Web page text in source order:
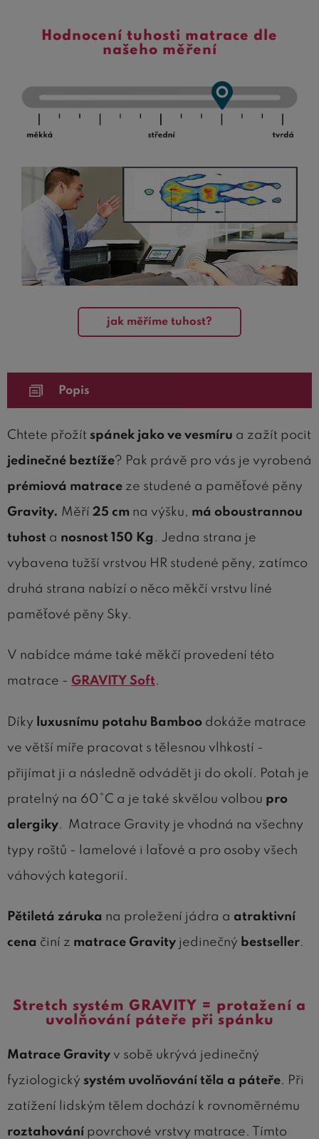
Hodnocení tuhosti matrace dle
našeho měření
jak měříme tuhost?
Popis
Chtete přožít spánek jako ve vesmíru a zažít pocit
jedinečné beztíže? Pak právě pro vás je vyrobená
prémiová matrace ze studené a paměťové pěny
Gravity. Měří 25 cm na výšku, má oboustrannou
tuhost a nosnost 150 Kg
. Jedna strana je
vybavena tužší vrstvou HR studené pěny, zatímco
druhá strana nabízí o něco měkčí vrstvu líné
paměťové pěny Sky.
V nabídce máme také měkčí provedení této
matrace - GRAVITY Soft.
Díky luxusnímu potahu Bamboo dokáže matrace
ve větší míře pracovat s tělesnou vlhkostí -
přijímat ji a následně odvádět ji do okolí. Potah je
pratelný na 60°C a je také skvělou volbou pro
alergiky.
​ Matrace Gravity je vhodná na všechny
typy roštů - lamelové i laťové a pro osoby všech
váhových kategorií.
Pětiletá záruka na proležení jádra a atraktivní
cena činí z matrace Gravity jedinečný bestseller.
Stretch systém GRAVITY = protažení a
uvolňování páteře při spánku
Matrace Gravity v sobě ukrývá jedinečný
fyziologický systém uvolňování těla a páteře. Při
zatížení lidským tělem dochází k rovnoměrnému
roztahování povrchové vrstvy matrace. Tímto